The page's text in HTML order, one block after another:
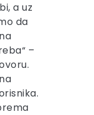
a uz
da
–